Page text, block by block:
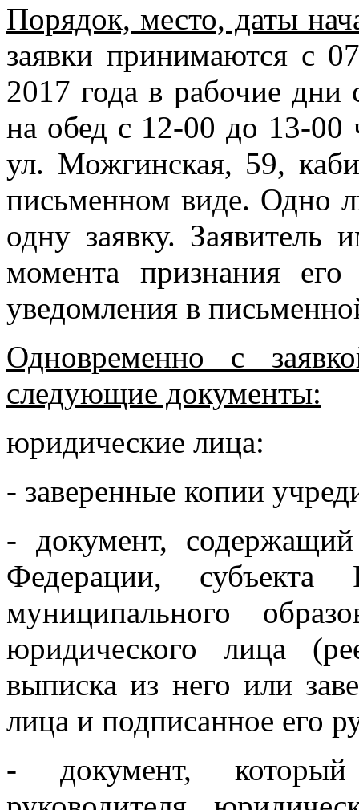
Порядок, место, даты
заявки принимаются с
2017 года в рабочие
на обед с 12-00 до 13-
ул. Можгинская, 59,
письменном виде. Одно
одну заявку. Заявитель
момента признания
уведомления в
Одновременно с
следующие документы:
юридические лица:
- заверенные копии
- документ,
Федерации, субъекта
муниципального
юридического лица
выписка из него или
лица и подписанное его
- документ, который